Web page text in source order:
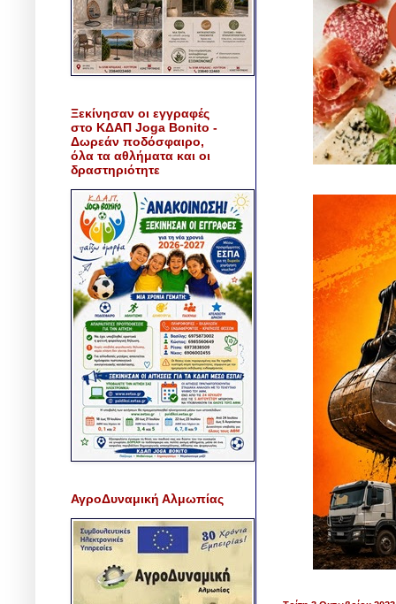
Ξεκίνησαν οι εγγραφές
στο ΚΔΑΠ Joga Bonito -
Δωρεάν ποδόσφαιρο,
όλα τα αθλήματα και οι
δραστηριότητε
ΑγροΔυναμική Αλμωπίας